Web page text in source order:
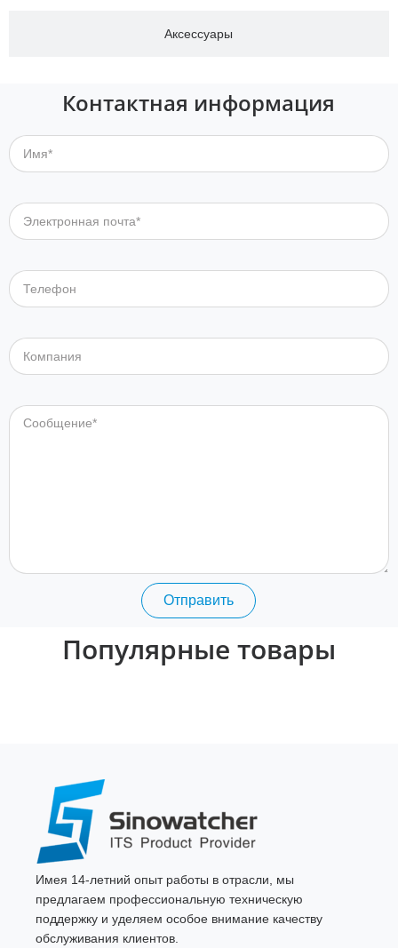
Аксессуары
Контактная информация
Отправить
Популярные товары
Имея 14-летний опыт работы в отрасли, мы
предлагаем профессиональную техническую
поддержку и уделяем особое внимание качеству
обслуживания клиентов.